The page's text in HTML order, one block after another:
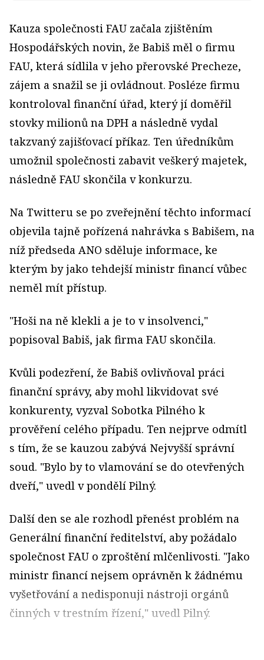
Kauza společnosti FAU začala zjištěním
Hospodářských novin, že Babiš měl o firmu
FAU, která sídlila v jeho přerovské Precheze,
zájem a snažil se ji ovládnout. Posléze firmu
kontroloval finanční úřad, který jí doměřil
stovky milionů na DPH a následně vydal
takzvaný zajišťovací příkaz. Ten úředníkům
umožnil společnosti zabavit veškerý majetek,
následně FAU skončila v konkurzu.
Na Twitteru se po zveřejnění těchto informací
objevila tajně pořízená nahrávka s Babišem, na
níž předseda ANO sděluje informace, ke
kterým by jako tehdejší ministr financí vůbec
neměl mít přístup.
"Hoši na ně klekli a je to v insolvenci,"
popisoval Babiš, jak firma FAU skončila.
Kvůli podezření, že Babiš ovlivňoval práci
finanční správy, aby mohl likvidovat své
konkurenty, vyzval Sobotka Pilného k
prověření celého případu. Ten nejprve odmítl
s tím, že se kauzou zabývá Nejvyšší správní
soud. "Bylo by to vlamování se do otevřených
dveří," uvedl v pondělí Pilný.
Další den se ale rozhodl přenést problém na
Generální finanční ředitelství, aby požádalo
společnost FAU o zproštění mlčenlivosti. "Jako
ministr financí nejsem oprávněn k žádnému
vyšetřování a nedisponuji nástroji orgánů
činných v trestním řízení," uvedl Pilný.